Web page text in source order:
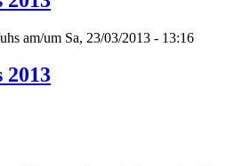
am/um Sa, 23/03/2013 - 13:16
2013